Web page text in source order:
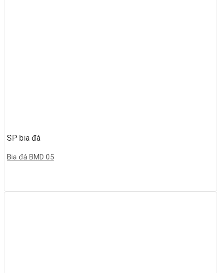
SP bia đá
Bia đá BMD 05